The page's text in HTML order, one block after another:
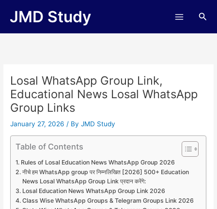
JMD Study
Losal WhatsApp Group Link,
Educational News Losal WhatsApp
Group Links
January 27, 2026/ ByJMD Study
Table of Contents
Rules of Losal Education News WhatsApp Group 2026
नीचे हम WhatsApp group पर निम्नलिखित [2026] 500+ Education
News Losal WhatsApp Group Link प्रदान करेंगे:
Losal Education News WhatsApp Group Link 2026
Class Wise WhatsApp Groups & Telegram Groups Link 2026